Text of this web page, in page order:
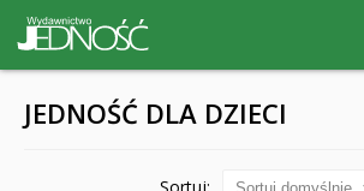
JEDNOŚĆ DLA DZIECI